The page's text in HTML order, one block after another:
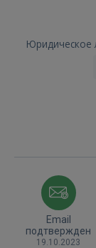
Юридическое
Email
подтвержден
19.10.2023